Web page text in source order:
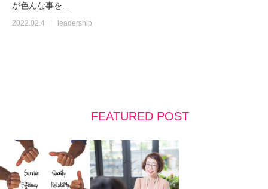
が色んな事を…
2022.02.4 leadership
FEATURED POST